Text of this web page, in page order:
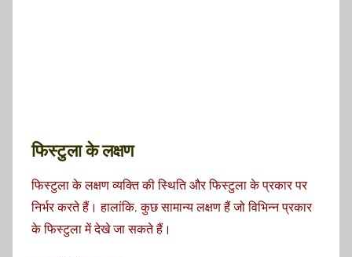
फिस्टुला के लक्षण
फिस्टुला के लक्षण व्यक्ति की स्थिति और फिस्टुला के प्रकार पर
निर्भर करते हैं। हालांकि, कुछ सामान्य लक्षण हैं जो विभिन्न प्रकार
के फिस्टुला में देखे जा सकते हैं।